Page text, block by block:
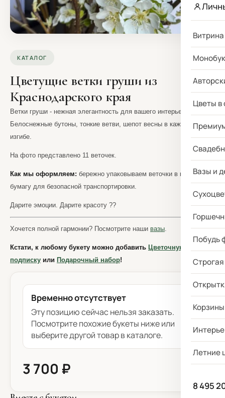
Цветы в
Вазы и
Побудь
Летние
8 495
КАТАЛОГ
Цветущие ветки груши из
Краснодарского края
Ветки груши - нежная элегантность для вашего интерьера.
Белоснежные бутоны, тонкие ветви, шепот весны в каждом
изгибе.
На фото представлено 11 веточек.
Как мы оформляем: бережно упаковываем веточки в крафтовую
бумагу для безопасной транспортировки.
Дарите эмоции. Дарите красоту ??
Хочется полной гармонии? Посмотрите наши вазы.
Кстати, к любому букету можно добавить Цветочную
подписку или Подарочный набор!
Временно отсутствует
Эту позицию сейчас нельзя заказать.
Посмотрите похожие букеты ниже или
выберите другой товар в каталоге.
3 700 ₽